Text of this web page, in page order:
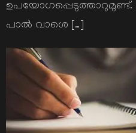
പാല്‍ വാശെ […]